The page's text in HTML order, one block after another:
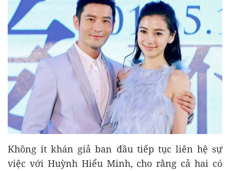
Không ít khán giả ban đầu tiếp tục liên hệ sự
việc với Huỳnh Hiểu Minh, cho rằng cả hai có